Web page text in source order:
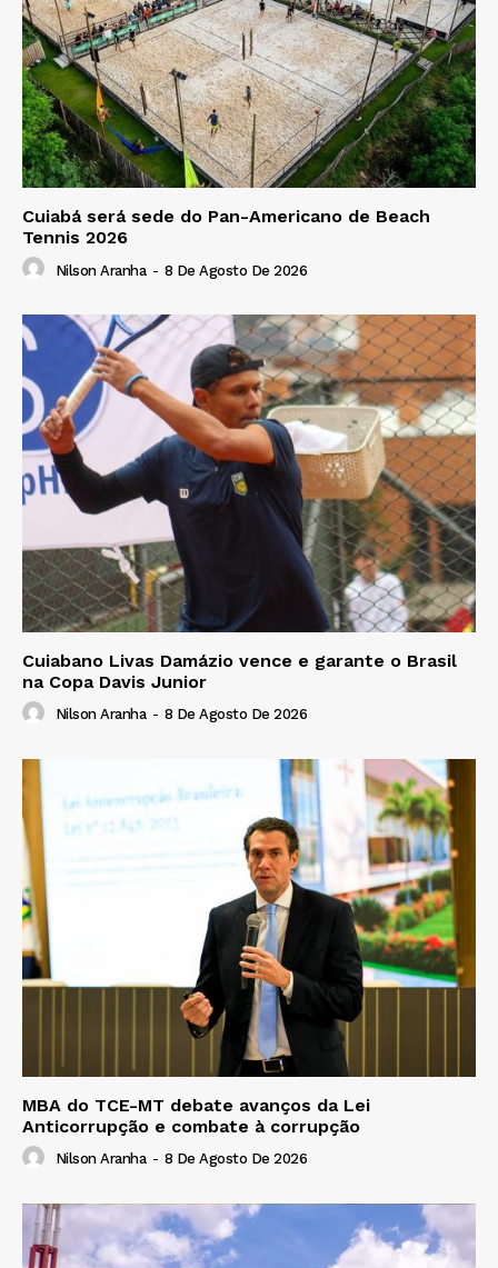
Cuiabá será sede do Pan-Americano de Beach
Tennis 2026
Nilson Aranha - 8 De Agosto De 2026
Cuiabano Livas Damázio vence e garante o Brasil
na Copa Davis Junior
Nilson Aranha - 8 De Agosto De 2026
MBA do TCE-MT debate avanços da Lei
Anticorrupção e combate à corrupção
Nilson Aranha - 8 De Agosto De 2026